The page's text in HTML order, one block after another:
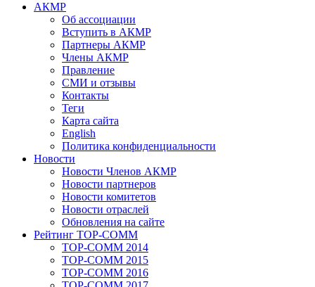
АКМР
Об ассоциации
Вступить в АКМР
Партнеры АКМР
Члены АКМР
Правление
СМИ и отзывы
Контакты
Теги
Карта сайта
English
Политика конфиденциальности
Новости
Новости Членов АКМР
Новости партнеров
Новости комитетов
Новости отраслей
Обновления на сайте
Рейтинг TOP-COMM
TOP-COMM 2014
TOP-COMM 2015
TOP-COMM 2016